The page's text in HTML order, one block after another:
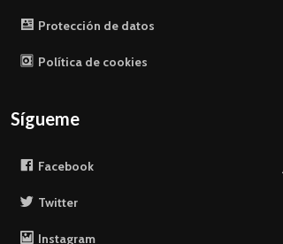
Protección de datos
Política de cookies
Sígueme
Facebook
Twitter
Instagram